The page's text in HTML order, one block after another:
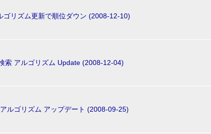
ゴリズム更新で順位ダウン (2008-12-10)
索 アルゴリズム Update (2008-12-04)
ルゴリズム アップデート (2008-09-25)